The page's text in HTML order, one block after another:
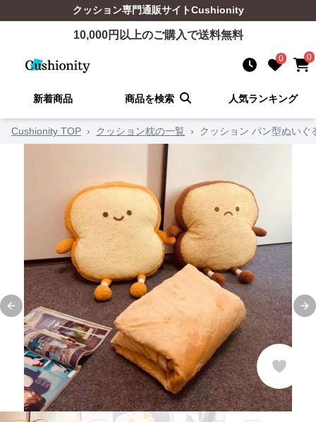
クッション専門通販サイトCushionity
10,000円以上のご購入で送料無料
0 0
新着商品 商品を検索 人気ランキング
Cushionity TOP › クッション枕の一覧 › クッション パン型ぬいぐ
Previous slide